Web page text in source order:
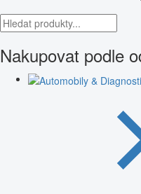
Nakupovat podle